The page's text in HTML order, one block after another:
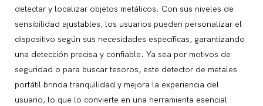
detectar y localizar objetos metálicos. Con sus niveles de
sensibilidad ajustables, los usuarios pueden personalizar el
dispositivo según sus necesidades específicas, garantizando
una detección precisa y confiable. Ya sea por motivos de
seguridad o para buscar tesoros, este detector de metales
portátil brinda tranquilidad y mejora la experiencia del
usuario, lo que lo convierte en una herramienta esencial